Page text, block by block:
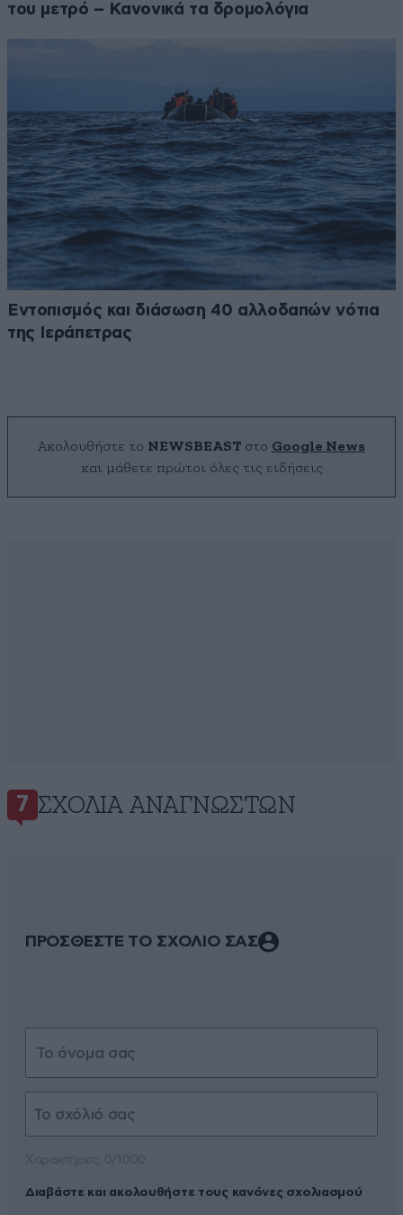
του μετρό – Κανονικά τα δρομολόγια
Εντοπισμός και διάσωση 40 αλλοδαπών νότια
της Ιεράπετρας
Ακολουθήστε το NEWSBEAST στο Google News
και μάθετε πρώτοι όλες τις ειδήσεις
7 ΣΧΌΛΙΑ ΑΝΑΓΝΩΣΤΏΝ
ΠΡΟΣΘΕΣΤΕ ΤΟ ΣΧΟΛΙΟ ΣΑΣ
Διαβάστε και ακολουθήστε τους κανόνες σχολιασμού